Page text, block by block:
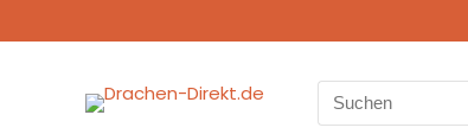
Search
for: